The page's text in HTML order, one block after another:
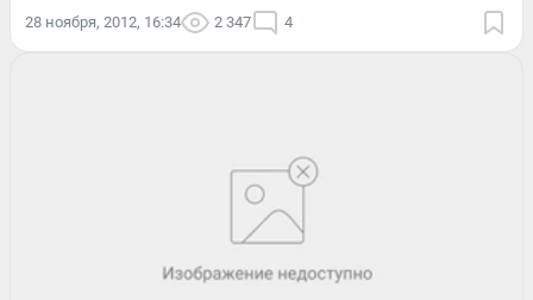
28 ноября, 2012, 16:34 2 347 4